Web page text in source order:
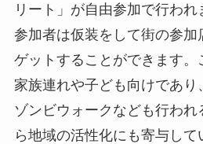
リート」が自由参加で行われ
参加者は仮装をして街の参加
ゲットすることができます。
家族連れや子ども向けであり
ゾンビウォークなども行わ
ら地域の活性化にも寄与して